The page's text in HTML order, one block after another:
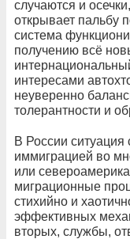
случаются и
открывает
система
получению всё
интересами
неуверенно
толерантности и
В России ситуация
иммиграцией во
или
миграционные
стихийно и
эффективных
вторых, службы,